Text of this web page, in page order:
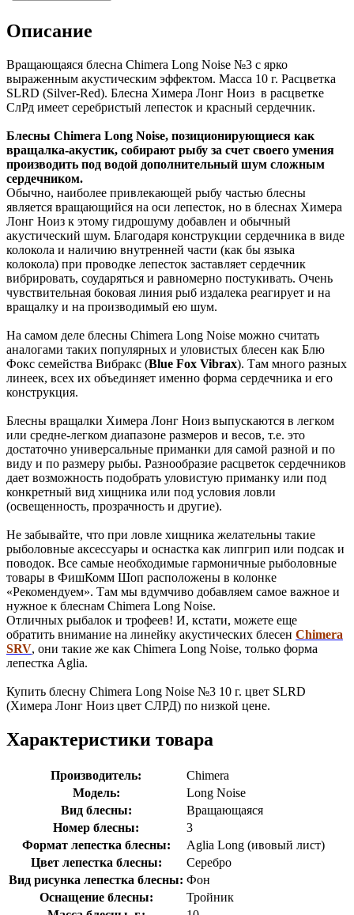
Описание
Вращающаяся блесна Chimera Long Noise №3 с ярко
выраженным акустическим эффектом. Масса 10 г. Расцветка
SLRD (Silver-Red). Блесна Химера Лонг Ноиз в расцветке
СлРд имеет серебристый лепесток и красный сердечник.
Блесны Chimera Long Noise, позиционирующиеся как
вращалка-акустик, собирают рыбу за счет своего умения
производить под водой дополнительный шум сложным
сердечником.
Обычно, наиболее привлекающей рыбу частью блесны
является вращающийся на оси лепесток, но в блеснах Химера
Лонг Ноиз к этому гидрошуму добавлен и обычный
акустический шум. Благодаря конструкции сердечника в виде
колокола и наличию внутренней части (как бы языка
колокола) при проводке лепесток заставляет сердечник
вибрировать, соударяться и равномерно постукивать. Очень
чувствительная боковая линия рыб издалека реагирует и на
вращалку и на производимый ею шум.
На самом деле блесны Chimera Long Noise можно считать
аналогами таких популярных и уловистых блесен как Блю
Фокс семейства Вибракс (Blue Fox Vibrax). Там много разных
линеек, всех их объединяет именно форма сердечника и его
конструкция.
Блесны вращалки Химера Лонг Ноиз выпускаются в легком
или средне-легком диапазоне размеров и весов, т.е. это
достаточно универсальные приманки для самой разной и по
виду и по размеру рыбы. Разнообразие расцветок сердечников
дает возможность подобрать уловистую приманку или под
конкретный вид хищника или под условия ловли
(освещенность, прозрачность и другие).
Не забывайте, что при ловле хищника желательны такие
рыболовные аксессуары и оснастка как липгрип или подсак и
поводок. Все самые необходимые гармоничные рыболовные
товары в ФишКомм Шоп расположены в колонке
«Рекомендуем». Там мы вдумчиво добавляем самое важное и
нужное к блеснам Chimera Long Noise.
Отличных рыбалок и трофеев! И, кстати, можете еще
обратить внимание на линейку акустических блесен Chimera
SRV, они такие же как Chimera Long Noise, только форма
лепестка Aglia.
Купить блесну Chimera Long Noise №3 10 г. цвет SLRD
(Химера Лонг Ноиз цвет СЛРД) по низкой цене.
Характеристики товара
Производитель:
Chimera
Модель:
Long Noise
Вид блесны:
Вращающаяся
Номер блесны:
3
Формат лепестка блесны:
Aglia Long (ивовый лист)
Цвет лепестка блесны:
Серебро
Вид рисунка лепестка блесны: Фон
Оснащение блесны:
Тройник